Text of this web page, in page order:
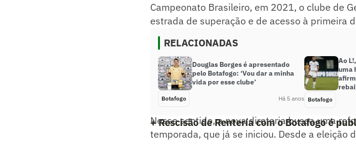
Campeonato Brasileiro, em 2021, o clube de
estrada de superação e de acesso à primeira
RELACIONADAS
Douglas Borges é apresentado
pelo Botafogo: ‘Vou dar a minha
vida por esse clube’
Botafogo Há 5 anos
Ao
uma
Botafogo
+ Rescisão de Rentería com o Botafogo é
Nesse sentido, a nova diretoria busca uma
temporada, que já se iniciou. Desde a eleição